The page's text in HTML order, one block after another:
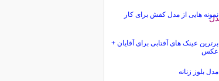
نمونه هایی از مدل کفش برای کار
برترین عینک‌ های آفتابی برای آقایان +
عکس
مدل بلوز زنانه